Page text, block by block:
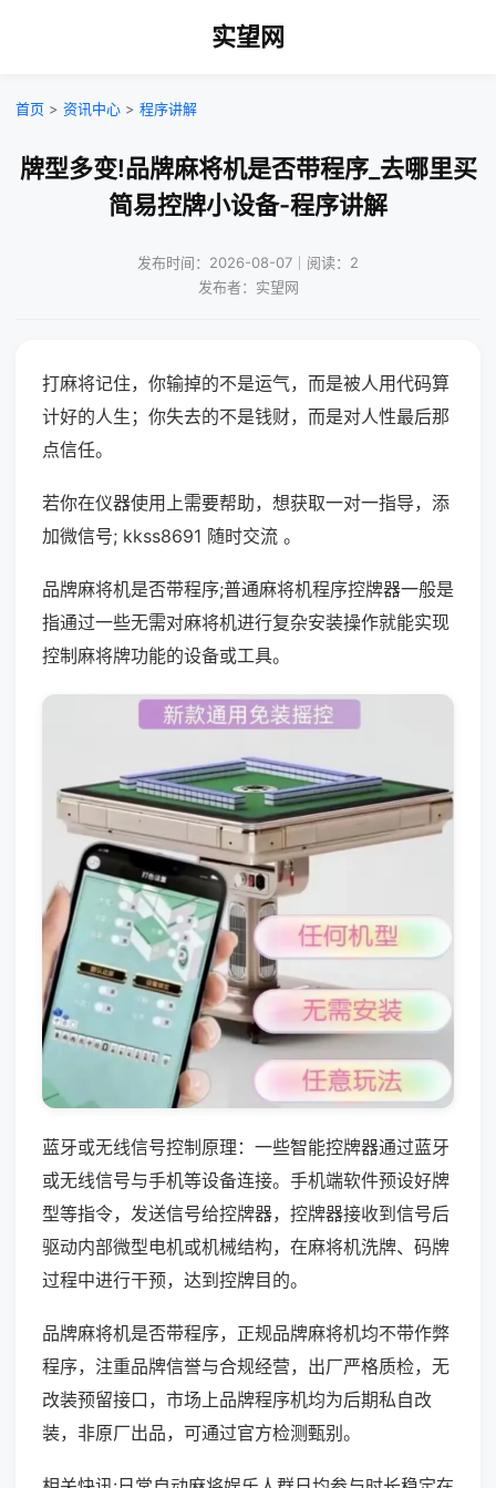
实望网
首页 > 资讯中心 > 程序讲解
牌型多变!品牌麻将机是否带程序_去哪里买
简易控牌小设备-程序讲解
发布时间：2026-08-07｜阅读：2
发布者：实望网
打麻将记住，你输掉的不是运气，而是被人用代码算
计好的人生；你失去的不是钱财，而是对人性最后那
点信任。
若你在仪器使用上需要帮助，想获取一对一指导，添
加微信号; kkss8691 随时交流 。
品牌麻将机是否带程序;普通麻将机程序控牌器一般是
指通过一些无需对麻将机进行复杂安装操作就能实现
控制麻将牌功能的设备或工具。
蓝牙或无线信号控制原理：一些智能控牌器通过蓝牙
或无线信号与手机等设备连接。手机端软件预设好牌
型等指令，发送信号给控牌器，控牌器接收到信号后
驱动内部微型电机或机械结构，在麻将机洗牌、码牌
过程中进行干预，达到控牌目的。
品牌麻将机是否带程序，正规品牌麻将机均不带作弊
程序，注重品牌信誉与合规经营，出厂严格质检，无
改装预留接口，市场上品牌程序机均为后期私自改
装，非原厂出品，可通过官方检测甄别。